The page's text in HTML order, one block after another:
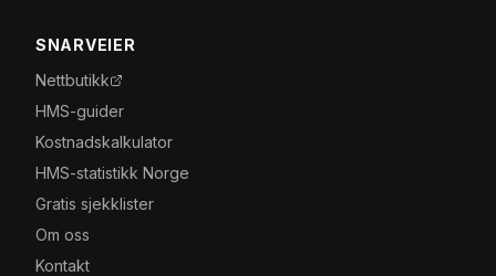
SNARVEIER
Nettbutikk
HMS-guider
Kostnadskalkulator
HMS-statistikk Norge
Gratis sjekklister
Om oss
Kontakt